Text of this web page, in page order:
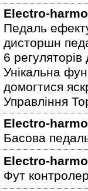
Electro-
Педаль
дисторшн
6
Унікальна
домогтися
Управління
Electro-
Басова
Electro-
Фут